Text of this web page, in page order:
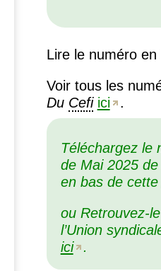
Lire le numéro en
Voir tous les
Du Cefi ici .
Téléchargez le
de Mai 2025 de
en bas de cette
ou Retrouvez-
l’Union
ici
.